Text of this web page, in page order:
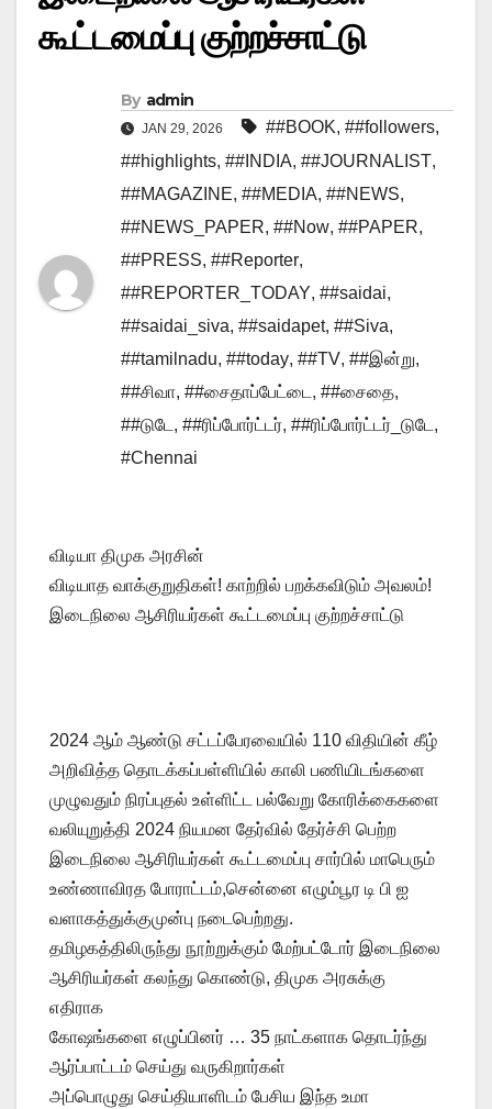
கூட்டமைப்பு குற்றச்சாட்டு
By admin
JAN 29, 2026 ##BOOK, ##followers,
##highlights, ##INDIA, ##JOURNALIST,
##MAGAZINE, ##MEDIA, ##NEWS,
##NEWS_PAPER, ##Now, ##PAPER,
##PRESS, ##Reporter,
##REPORTER_TODAY, ##saidai,
##saidai_siva, ##saidapet, ##Siva,
##tamilnadu, ##today, ##TV, ##இன்று,
##சிவா, ##சைதாப்பேட்டை , ##சைதை,
##டுடே , ##ரிப்போர்ட்டர், ##ரிப்போர்ட்டர்_டுடே ,
#Chennai
விடியா திமுக அரசின்
விடியாத வாக்குறுதிகள்! காற்றில் பறக்கவிடும் அவலம்!
இடைநிலை ஆசிரியர்கள் கூட்டமைப்பு குற்றச்சாட்டு
2024 ஆம் ஆண்டு சட்டப்பேரவையில் 110 விதியின் கீழ்
அறிவித்த தொடக்கப்பள்ளியில் காலி பணியிடங்களை
முழுவதும் நிரப்புதல் உள்ளிட்ட பல்வேறு கோரிக்கைகளை
வலியுறுத்தி 2024 நியமன தேர்வில் தேர்ச்சி பெற்ற
இடைநிலை ஆசிரியர்கள் கூட்டமைப்பு சார்பில் மாபெரும்
உண்ணாவிரத போராட்டம்,சென்னை எழும்பூர டி பி ஐ
வளாகத்துக்குமுன்பு நடைபெற்றது.
தமிழகத்திலிருந்து நூற்றுக்கும் மேற்பட்டோர் இடைநிலை
ஆசிரியர்கள் கலந்து கொண்டு, திமுக அரசுக்கு
எதிராக
கோஷங்களை எழுப்பினர் … 35 நாட்களாக தொடர்ந்து
ஆர்ப்பாட்டம் செய்து வருகிறார்கள்
அப்பொழுது செய்தியாளிடம் பேசிய இந்த உமா